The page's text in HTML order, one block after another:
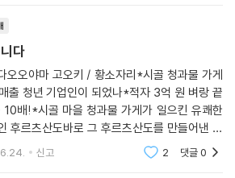
다
오오야마 고오키 / 황소자리*시골 청과물 가게
출 청년 기업인이 되었나*적자 3억 원 벼랑 끝
배!*시골 마을 청과물 가게가 일으킨 유쾌한
후르츠산도바로 그 후르츠산도를 만들어낸 젊
를 너무 좋아하는 내게는 정말 기대되는 책이
신고 2 댓글0